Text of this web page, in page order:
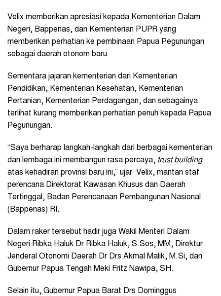
Velix memberikan apresiasi kepada Kementerian Dalam
Negeri, Bappenas, dan Kementerian PUPR yang
memberikan perhatian ke pembinaan Papua Pegunungan
sebagai daerah otonom baru.
Sementara jajaran kementerian dari Kementerian
Pendidikan, Kementerian Kesehatan, Kementerian
Pertanian, Kementerian Perdagangan, dan sebagainya
terlihat kurang memberikan perhatian penuh kepada Papua
Pegunungan.
“Saya berharap langkah-langkah dari berbagai kementerian
dan lembaga ini membangun rasa percaya, trust building
atas kehadiran provinsi baru ini,” ujar Velix, mantan staf
perencana Direktorat Kawasan Khusus dan Daerah
Tertinggal, Badan Perencanaan Pembangunan Nasional
(Bappenas) RI.
Dalam raker tersebut hadir juga Wakil Menteri Dalam
Negeri Ribka Haluk Dr Ribka Haluk, S.Sos, MM, Direktur
Jenderal Otonomi Daerah Dr Drs Akmal Malik, M.Si, dan
Gubernur Papua Tengah Meki Fritz Nawipa, SH.
Selain itu, Gubernur Papua Barat Drs Dominggus